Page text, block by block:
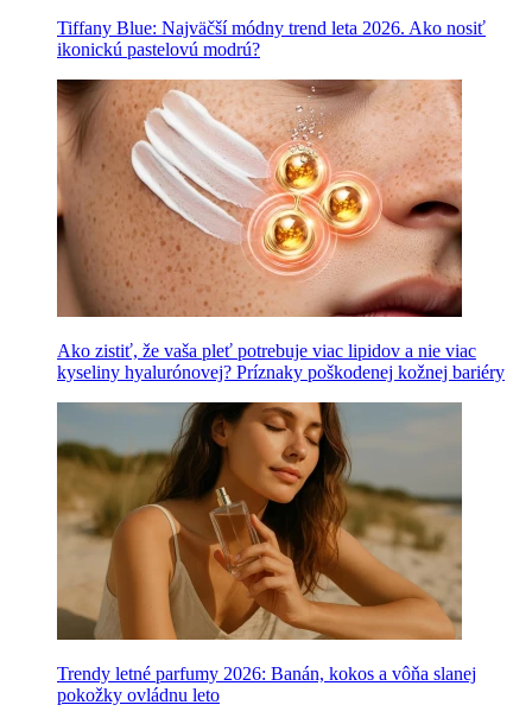
Tiffany Blue: Najväčší módny trend leta 2026. Ako nosiť
ikonickú pastelovú modrú?
Ako zistiť, že vaša pleť potrebuje viac lipidov a nie viac
kyseliny hyalurónovej? Príznaky poškodenej kožnej bariéry
Trendy letné parfumy 2026: Banán, kokos a vôňa slanej
pokožky ovládnu leto